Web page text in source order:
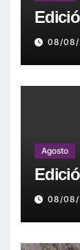
08/08/
Agosto
08/08/